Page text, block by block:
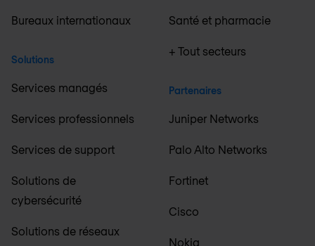
Bureaux internationaux
Solutions
Services managés
Services professionnels
Services de support
Solutions de
cybersécurité
Solutions de réseaux
Santé et pharmacie
+ Tout secteurs
Partenaires
Juniper Networks
Palo Alto Networks
Fortinet
Cisco
Nokia